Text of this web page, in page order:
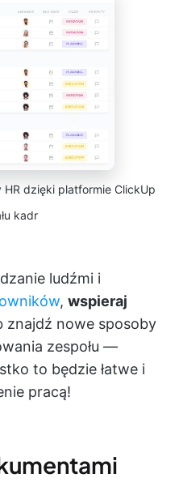
dzięki platformie ClickUp
kadr
ludźmi i
, wspieraj
znajdź nowe sposoby
zespołu —
to będzie łatwe i
pracą!